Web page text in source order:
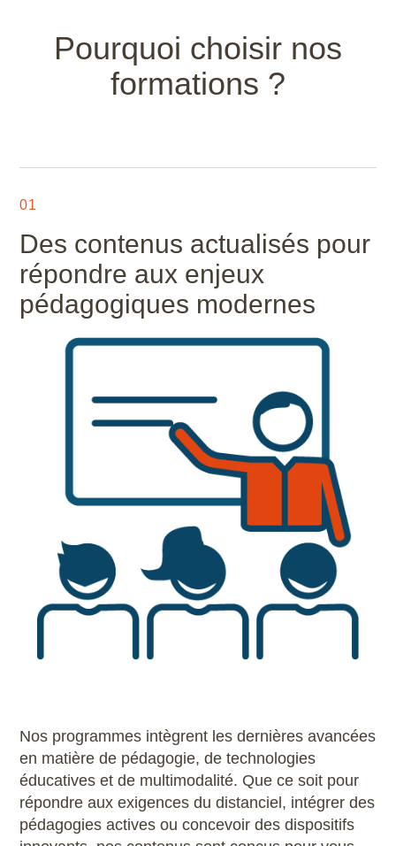
Pourquoi choisir nos
formations ?
01
Des contenus actualisés pour
répondre aux enjeux
pédagogiques modernes
Nos programmes intègrent les dernières avancées
en matière de pédagogie, de technologies
éducatives et de multimodalité. Que ce soit pour
répondre aux exigences du distanciel, intégrer des
pédagogies actives ou concevoir des dispositifs